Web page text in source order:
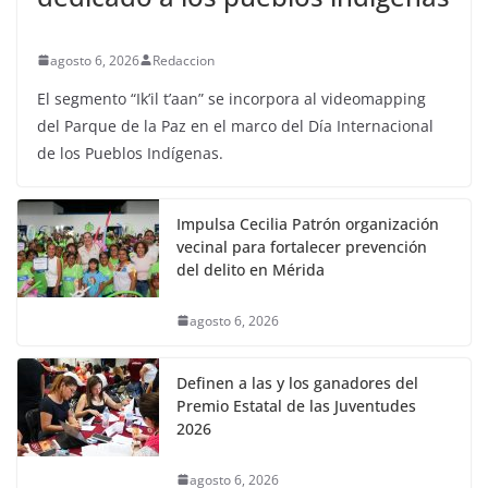
agosto 6, 2026 Redaccion
El segmento “Ik’il t’aan” se incorpora al videomapping
del Parque de la Paz en el marco del Día Internacional
de los Pueblos Indígenas.
Impulsa Cecilia Patrón organización
vecinal para fortalecer prevención
del delito en Mérida
agosto 6, 2026
Definen a las y los ganadores del
Premio Estatal de las Juventudes
2026
agosto 6, 2026